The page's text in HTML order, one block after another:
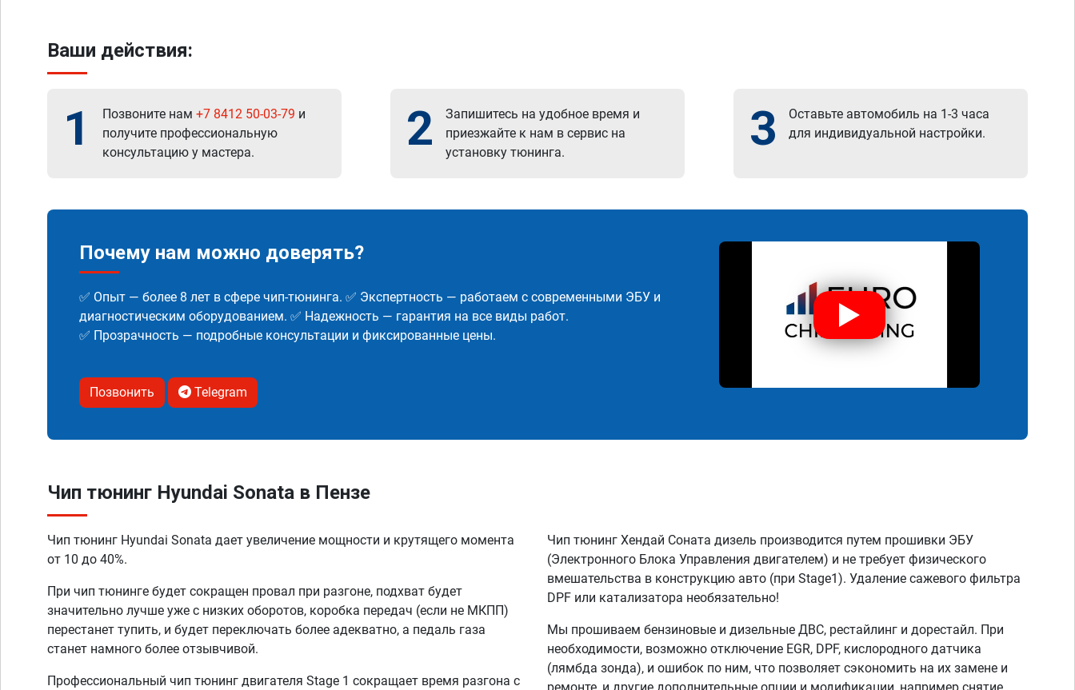
Ваши действия:
1 Позвоните нам +7 8412 50-03-79 и
получите профессиональную
консультацию у мастера.
2
Запишитесь на удобное время и
приезжайте к нам в сервис на
установку тюнинга.
3
Оставьте автомобиль на 1-3 часа
для индивидуальной настройки.
Почему нам можно доверять?
✅ Опыт — более 8 лет в сфере чип-тюнинга. ✅ Экспертность — работаем с современными ЭБУ и
диагностическим оборудованием. ✅ Надежность — гарантия на все виды работ.
✅ Прозрачность — подробные консультации и фиксированные цены.
Позвонить Telegram
Чип тюнинг Hyundai Sonata в Пензе
Чип тюнинг Hyundai Sonata дает увеличение мощности и крутящего момента
от 10 до 40%.
При чип тюнинге будет сокращен провал при разгоне, подхват будет
значительно лучше уже с низких оборотов, коробка передач (если не МКПП)
перестанет тупить, и будет переключать более адекватно, а педаль газа
станет намного более отзывчивой.
Профессиональный чип тюнинг двигателя Stage 1 сокращает время разгона с
Чип тюнинг Хендай Соната дизель производится путем прошивки ЭБУ
(Электронного Блока Управления двигателем) и не требует физического
вмешательства в конструкцию авто (при Stage1). Удаление сажевого фильтра
DPF или катализатора необязательно!
Мы прошиваем бензиновые и дизельные ДВС, рестайлинг и дорестайл. При
необходимости, возможно отключение EGR, DPF, кислородного датчика
(лямбда зонда), и ошибок по ним, что позволяет сэкономить на их замене и